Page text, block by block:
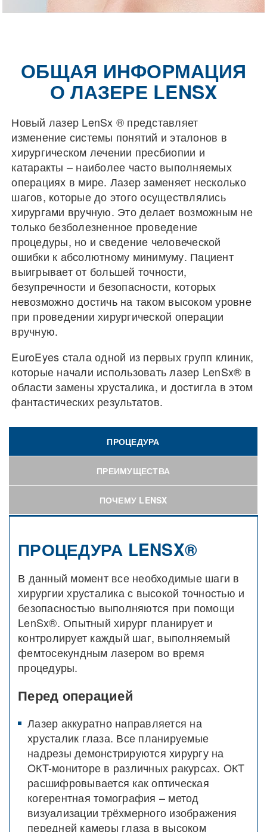
ОБЩАЯ ИНФОРМАЦИЯ
О ЛАЗЕРЕ LENSX
Новый лазер LenSx ® представляет
изменение системы понятий и эталонов в
хирургическом лечении пресбиопии и
катаракты – наиболее часто выполняемых
операциях в мире. Лазер заменяет несколько
шагов, которые до этого осуществлялись
хирургами вручную. Это делает возможным не
только безболезненное проведение
процедуры, но и сведение человеческой
ошибки к абсолютному минимуму. Пациент
выигрывает от большей точности,
безупречности и безопасности, которых
невозможно достичь на таком высоком уровне
при проведении хирургической операции
вручную.
EuroEyes стала одной из первых групп клиник,
которые начали использовать лазер LenSx® в
области замены хрусталика, и достигла в этом
фантастических результатов.
ПРОЦЕДУРА
ПРЕИМУЩЕСТВА
ПОЧЕМУ LENSX
ПРОЦЕДУРА LENSX®
В данный момент все необходимые шаги в
хирургии хрусталика с высокой точностью и
безопасностью выполняются при помощи
LenSx®. Опытный хирург планирует и
контролирует каждый шаг, выполняемый
фемтосекундным лазером во время
процедуры.
Перед операцией
Лазер аккуратно направляется на
хрусталик глаза. Все планируемые
надрезы демонстрируются хирургу на
OКT-мониторе в различных ракурсах. OКT
расшифровывается как оптическая
когерентная томография – метод
визуализации трёхмерного изображения
передней камеры глаза в высоком